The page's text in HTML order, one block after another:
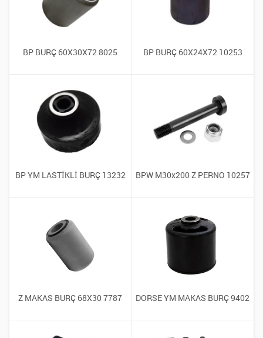
BP BURÇ 60X30X72 8025 BP BURÇ 60X24X72 10253
BP YM LASTİKLİ BURÇ 13232 BPW M30x200 Z PERNO 10257
Z MAKAS BURÇ 68X30 7787 DORSE YM MAKAS BURÇ 9402